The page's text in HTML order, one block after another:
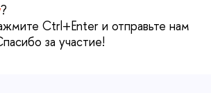
?
Ctrl+Enter и отправьте нам
за участие!